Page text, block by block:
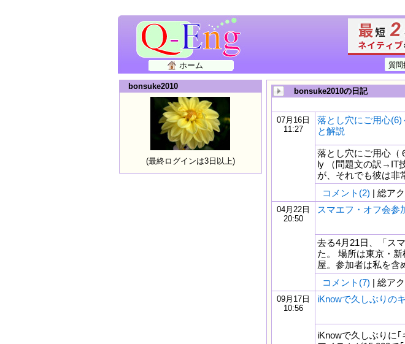
質問
ホーム
bonsuke2010
(最終ログインは3日以上)
bonsuke2010の日記
07月16日
11:27
落とし穴にご用心
と解説
落とし穴にご用心（
ly （問題文の訳→IT
が、それでも彼は非
コメント(2) | 総ア
04月22日
20:50
スマエフ・オフ会参
去る4月21日、「ス
た。 場所は東京・
屋。参加者は私を含
コメント(7) | 総ア
09月17日
10:56
iKnowで久しぶりの
iKnowで久しぶりに｢